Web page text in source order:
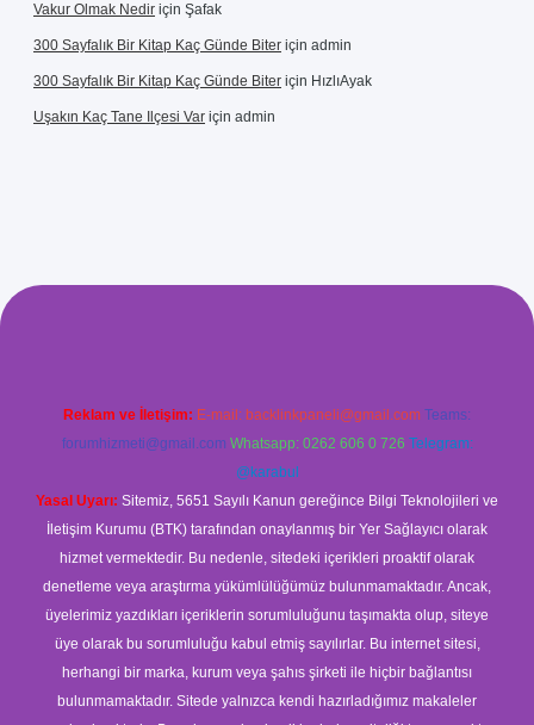
Vakur Olmak Nedir için Şafak
300 Sayfalık Bir Kitap Kaç Günde Biter için admin
300 Sayfalık Bir Kitap Kaç Günde Biter için HızlıAyak
Uşakın Kaç Tane Ilçesi Var için admin
Reklam ve İletişim: E-mail: backlinkpaneli@gmail.com Teams:
forumhizmeti@gmail.com Whatsapp: 0262 606 0 726 Telegram:
@karabul
Yasal Uyarı: Sitemiz, 5651 Sayılı Kanun gereğince Bilgi Teknolojileri ve
İletişim Kurumu (BTK) tarafından onaylanmış bir Yer Sağlayıcı olarak
hizmet vermektedir. Bu nedenle, sitedeki içerikleri proaktif olarak
denetleme veya araştırma yükümlülüğümüz bulunmamaktadır. Ancak,
üyelerimiz yazdıkları içeriklerin sorumluluğunu taşımakta olup, siteye
üye olarak bu sorumluluğu kabul etmiş sayılırlar. Bu internet sitesi,
herhangi bir marka, kurum veya şahıs şirketi ile hiçbir bağlantısı
bulunmamaktadır. Sitede yalnızca kendi hazırladığımız makaleler